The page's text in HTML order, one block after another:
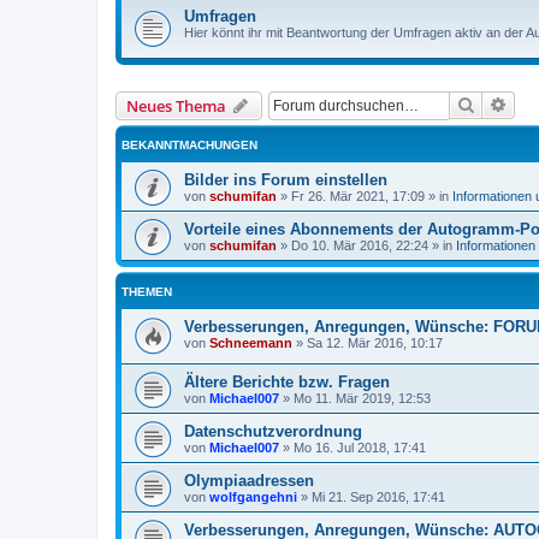
Umfragen
Hier könnt ihr mit Beantwortung der Umfragen aktiv an der
Neues Thema Suche
BEKANNTMACHUNGEN
Bilder ins Forum einstellen
von schumifan » Fr 26. Mär 2021, 17:09 » in Informationen
Vorteile eines Abonnements der Autogramm-
von schumifan » Do 10. Mär 2016, 22:24 » in
THEMEN
Verbesserungen, Anregungen, Wünsche:
von Schneemann » Sa 12. Mär 2016, 10:17
Ältere Berichte bzw. Fragen
von Michael007 » Mo 11. Mär 2019, 12:53
Datenschutzverordnung
von Michael007 » Mo 16. Jul 2018, 17:41
Olympiaadressen
von wolfgangehni » Mi 21. Sep 2016, 17:41
Verbesserungen, Anregungen, Wünsche: